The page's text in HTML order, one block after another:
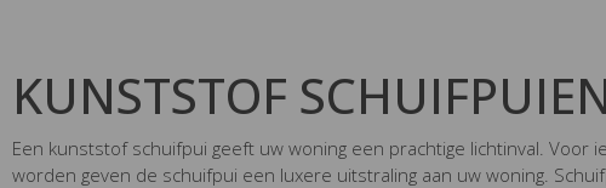
KUNSTSTOF
Een kunststof schuifpui geeft uw woning een prachtige lichtinval.
worden geven de schuifpui een luxere uitstraling aan uw woning.